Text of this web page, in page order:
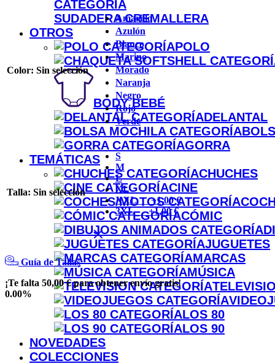
SUDADERA CREMALLERA
OTROS
POLO
BODY BEBÉ
DELANTAL
GORRA
TEMÁTICAS
CHUCHES
CINE
CÓMIC
JUGUETES
MARCAS
MÚSICA
LOS 80
LOS 90
NOVEDADES
COLECCIONES
Color: Sin selección
Amarillo
Azulón
Blanco
Marino
Morado
Naranja
Negro
Rojo
Verde
Talla: Sin selección
S
M
L
XL
XXL +1,00 €
3XL +1,00 €
Guía de Tallas
¡Te falta 50,00€para obtenerenvío gratis!
0.00%